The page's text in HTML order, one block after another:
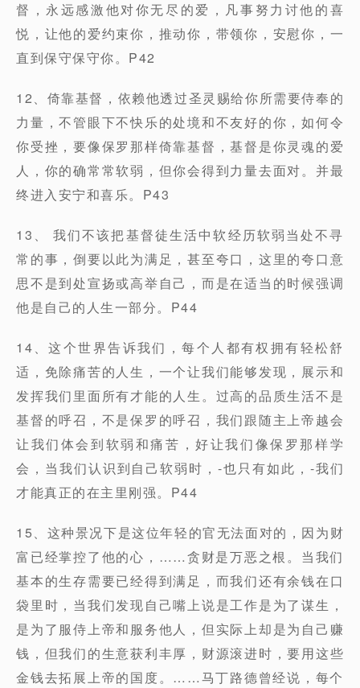
督，永远感激他对你无尽的爱，凡事努力讨他的喜
悦，让他的爱约束你，推动你，带领你，安慰你，一
直到保守保守你。P42
12、倚靠基督，依赖他透过圣灵赐给你所需要侍奉的
力量，不管眼下不快乐的处境和不友好的你，如何令
你受挫，要像保罗那样倚靠基督，基督是你灵魂的爱
人，你的确常常软弱，但你会得到力量去面对。并最
终进入安宁和喜乐。P43
13、 我们不该把基督徒生活中软经历软弱当处不寻
常的事，倒要以此为满足，甚至夸口，这里的夸口意
思不是到处宣扬或高举自己，而是在适当的时候强调
他是自己的人生一部分。P44
14、这个世界告诉我们，每个人都有权拥有轻松舒
适，免除痛苦的人生，一个让我们能够发现，展示和
发挥我们里面所有才能的人生。过高的品质生活不是
基督的呼召，不是保罗的呼召，我们跟随主上帝越会
让我们体会到软弱和痛苦，好让我们像保罗那样学
会，当我们认识到自己软弱时，-也只有如此，-我们
才能真正的在主里刚强。P44
15、这种景况下是这位年轻的官无法面对的，因为财
富已经掌控了他的心，……贪财是万恶之根。当我们
基本的生存需要已经得到满足，而我们还有余钱在口
袋里时，当我们发现自己嘴上说是工作是为了谋生，
是为了服侍上帝和服务他人，但实际上却是为自己赚
钱，但我们的生意获利丰厚，财源滚进时，要用这些
金钱去拓展上帝的国度。……马丁路德曾经说，每个